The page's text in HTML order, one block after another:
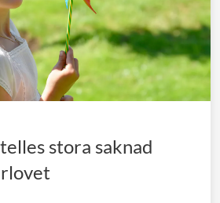
storhertighuset
kejsarhuset
kungahuset
kungahuset
stora saknad